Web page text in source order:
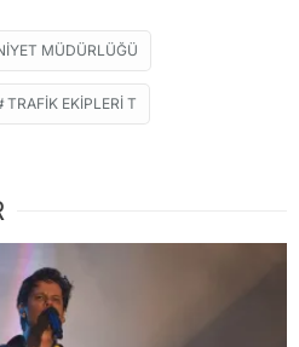
MÜDÜRLÜĞÜ
TRAFIK EKIPLERI T